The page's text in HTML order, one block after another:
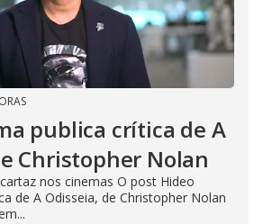
publica crítica de A
Christopher Nolan
nos cinemas O post Hideo
de A Odisseia, de Christopher Nolan